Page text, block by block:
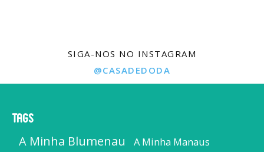
SIGA-NOS NO INSTAGRAM
@CASADEDODA
Tags
A Minha Blumenau A Minha Manaus